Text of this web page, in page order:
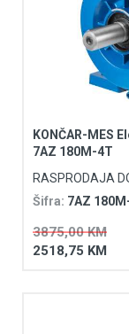
KONČAR-MES
7AZ 180M-4T
RASPRODAJA
Šifra: 7AZ
3875,00 KM
2518,75 KM